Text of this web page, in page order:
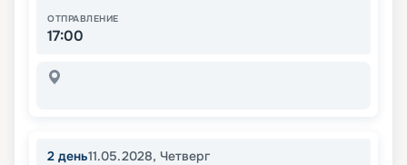
ОТПРАВЛЕНИЕ
17:00
2 день11.05.2028, Четверг